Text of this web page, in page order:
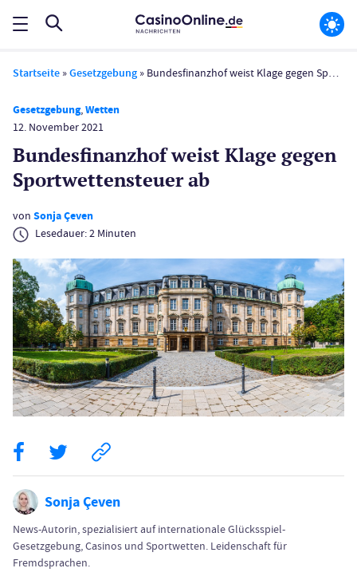
Startseite »Gesetzgebung » Bundesfinanzhof weist Klage gegen Sportwetten­steuer ab
Gesetzgebung,Wetten
12. November 2021
Bundesfinanzhof weist Klage gegen
Sportwetten­steuer ab
von Sonja Çeven
Lesedauer:2 Minuten
Sonja Çeven
News-Autorin, spezialisiert auf internationale Glücksspiel-
Gesetzgebung, Casinos und Sportwetten. Leidenschaft für
Fremdsprachen.